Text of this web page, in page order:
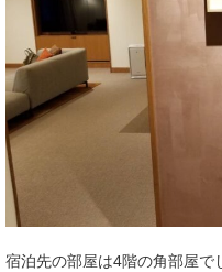
宿泊先の部屋は4階の角部屋で